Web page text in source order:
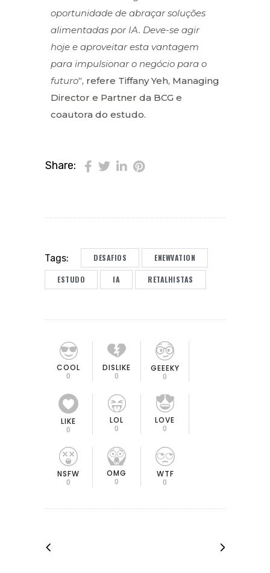
oportunidade de abraçar soluções
alimentadas por IA. Deve-se agir
hoje e aproveitar esta vantagem
para impulsionar o negócio para o
futuro“, refere Tiffany Yeh, Managing
Director e Partner da BCG e
coautora do estudo.
Share:
Tags: DESAFIOS ENEWVATION
ESTUDO IA RETALHISTAS
COOL
0
DISLIKE
0
GEEEKY
0
LIKE
0
LOL
0
LOVE
0
NSFW
0
OMG
0
WTF
0